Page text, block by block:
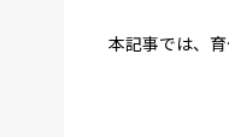
本記事では、